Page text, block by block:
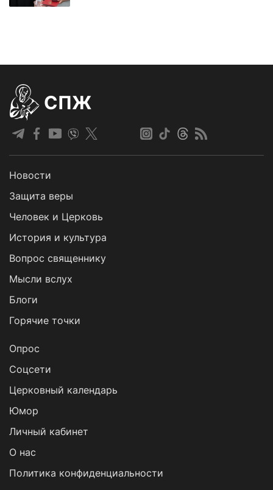
СПЖ
Новости
Защита веры
Человек и Церковь
История и культура
Вопрос священнику
Мысли вслух
Блоги
Горячие точки
Опрос
Cоцсети
Церковный календарь
Юмор
Личный кабинет
О нас
Политика конфиденциальности